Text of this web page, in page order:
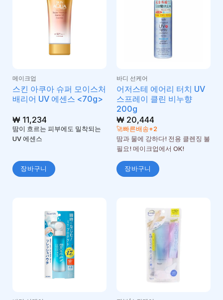
메이크업
스킨 아쿠아 슈퍼 모이스처
배리어 UV 에센스 <70g>
₩11,234
땀이 흐르는 피부에도 밀착되는
UV 에센스
장바구니
바디 선케어
어저스테 에어리 터치 UV
스프레이 클린 비누향
200g
₩20,444
🚀빠른배송+2
땀과 물에 강하다! 전용 클렌징 불
필요! 메이크업에서 OK!
장바구니